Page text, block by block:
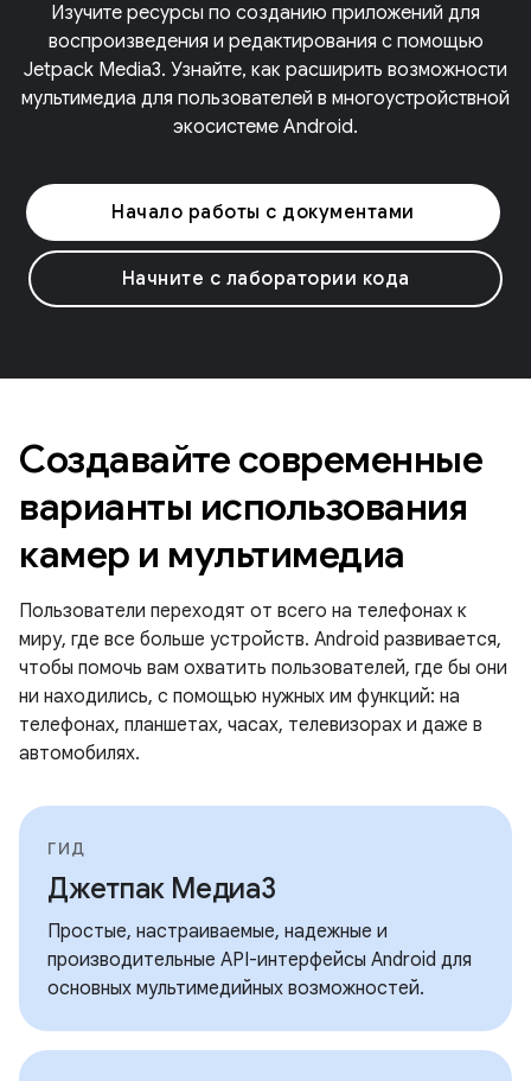
Изучите ресурсы по созданию приложений для
воспроизведения и редактирования с помощью
Jetpack Media3. Узнайте, как расширить возможности
мультимедиа для пользователей в многоустройствной
экосистеме Android.
Начало работы с документами
Начните с лаборатории кода
Создавайте современные
варианты использования
камер и мультимедиа
Пользователи переходят от всего на телефонах к
миру, где все больше устройств. Android развивается,
чтобы помочь вам охватить пользователей, где бы они
ни находились, с помощью нужных им функций: на
телефонах, планшетах, часах, телевизорах и даже в
автомобилях.
ГИД
Джетпак Медиа3
Простые, настраиваемые, надежные и
производительные API-интерфейсы Android для
основных мультимедийных возможностей.